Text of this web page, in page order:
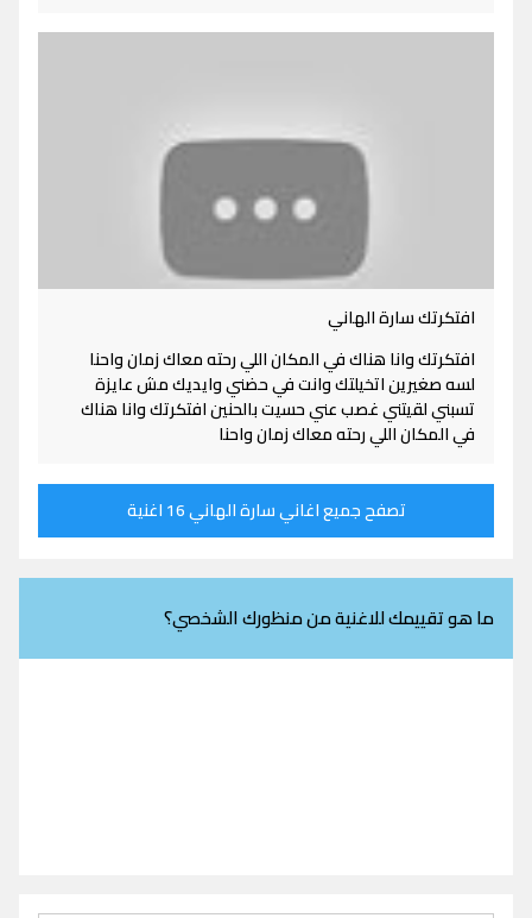
افتكرتك سارة الهاني
افتكرتك وانا هناك في المكان اللي رحته معاك زمان واحنا
لسه صغيرين اتخيلتك وانت في حضني وايديك مش عايزة
تسبني لقيتني غصب عني حسيت بالحنين افتكرتك وانا هناك
في المكان اللي رحته معاك زمان واحنا
تصفح جميع اغاني سارة الهاني 16 اغنية
ما هو تقييمك للاغنية من منظورك الشخصي؟